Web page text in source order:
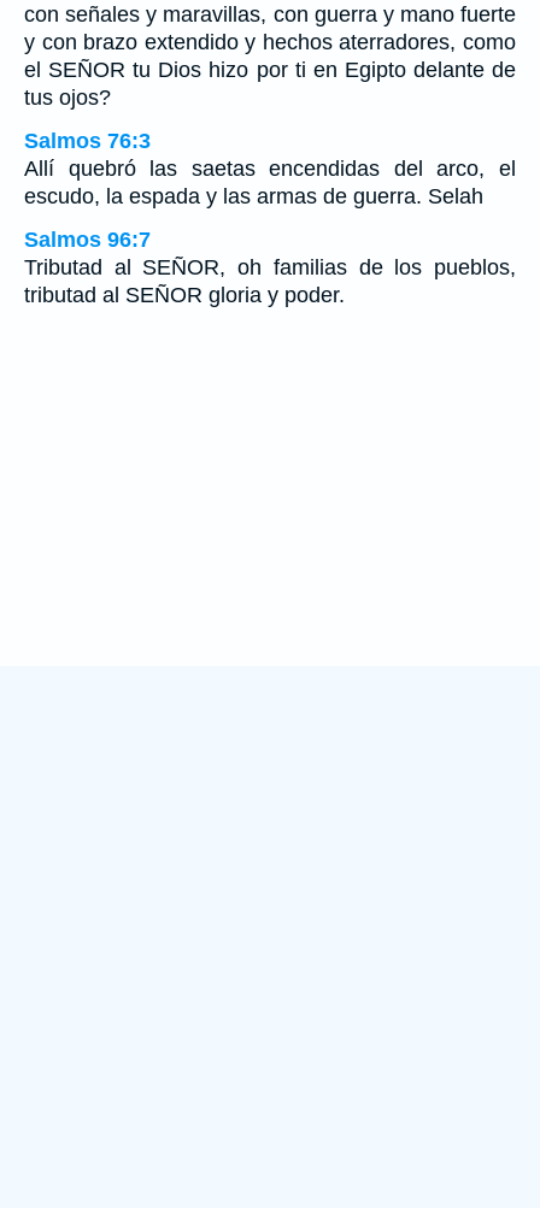
con señales y maravillas, con guerra y mano fuerte
y con brazo extendido y hechos aterradores, como
el SEÑOR tu Dios hizo por ti en Egipto delante de
tus ojos?
Salmos 76:3
Allí quebró las saetas encendidas del arco, el
escudo, la espada y las armas de guerra. Selah
Salmos 96:7
Tributad al SEÑOR, oh familias de los pueblos,
tributad al SEÑOR gloria y poder.